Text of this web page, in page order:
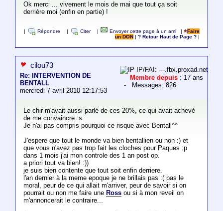
Ok merci ... vivement le mois de mai que tout ça soit
derrière moi (enfin en partie) !
Répondre Citer Envoyer cette page à un ami |
Faire
un DON
|? Retour Haut de Page ?
cilou73
Re: INTERVENTION DE
BENTALL
mercredi 7 avril 2010 12:17:53
IP/FAI: ---.fbx.proxad.net
Membre depuis : 17 ans
- Messages: 826
Le chir m'avait aussi parlé de ces 20%, ce qui avait achevé
de me convaincre :s
Je n'ai pas compris pourquoi ce risque avec Bentall^^
J'espere que tout le monde va bien bentallien ou non :) et
que vous n'avez pas trop fait les cloches pour Paques :p
dans 1 mois j'ai mon controle des 1 an post op.
a priori tout va bien! :))
je suis bien contente que tout soit enfin derriere.
l'an dernier à la meme epoque je ne brillais pas :( pas le
moral, peur de ce qui allait m'arriver, peur de savoir si on
pourrait ou non me faire une Rossou si à mon reveil on
m'annoncerait le contraire...